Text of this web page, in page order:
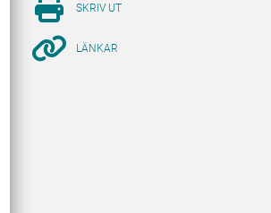
SKRIV UT
LÄNKAR